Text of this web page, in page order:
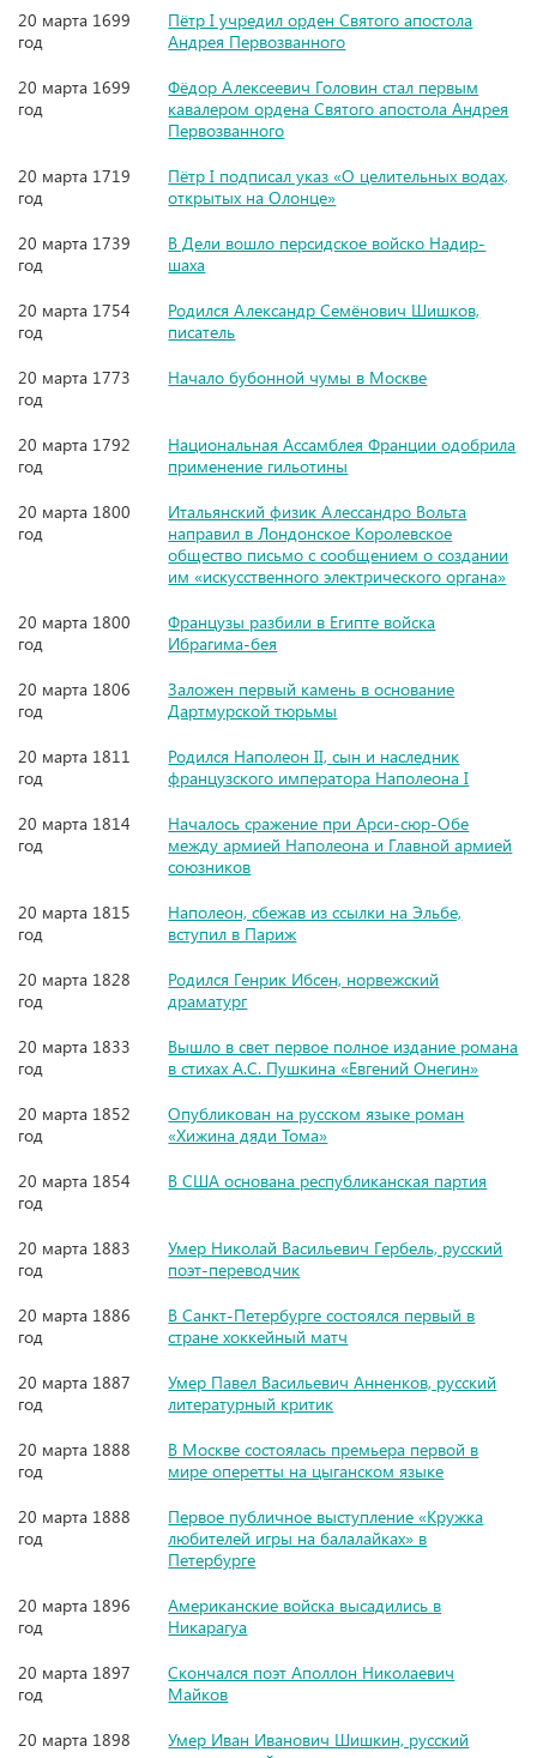
20 марта 1699
год
Пётр I учредил орден Святого апостола
Андрея Первозванного
20 марта 1699
год
Фёдор Алексеевич Головин стал первым
кавалером ордена Святого апостола Андрея
Первозванного
20 марта 1719
год
Пётр I подписал указ «О целительных водах,
открытых на Олонце»
20 марта 1739
год
В Дели вошло персидское войско Надир-
шаха
20 марта 1754
год
Родился Александр Семёнович Шишков,
писатель
20 марта 1773
год
Начало бубонной чумы в Москве
20 марта 1792
год
Национальная Ассамблея Франции одобрила
применение гильотины
20 марта 1800
год
Итальянский физик Алессандро Вольта
направил в Лондонское Королевское
общество письмо с сообщением о создании
им «искусственного электрического органа»
20 марта 1800
год
Французы разбили в Египте войска
Ибрагима-бея
20 марта 1806
год
Заложен первый камень в основание
Дартмурской тюрьмы
20 марта 1811
год
Родился Наполеон II, сын и наследник
французского императора Наполеона I
20 марта 1814
год
Началось сражение при Арси-сюр-Обе
между армией Наполеона и Главной армией
союзников
20 марта 1815
год
Наполеон, сбежав из ссылки на Эльбе,
вступил в Париж
20 марта 1828
год
Родился Генрик Ибсен, норвежский
драматург
20 марта 1833
год
Вышло в свет первое полное издание романа
в стихах А.С. Пушкина «Евгений Онегин»
20 марта 1852
год
Опубликован на русском языке роман
«Хижина дяди Тома»
20 марта 1854
год
В США основана республиканская партия
20 марта 1883
год
Умер Николай Васильевич Гербель, русский
поэт-переводчик
20 марта 1886
год
В Санкт-Петербурге состоялся первый в
стране хоккейный матч
20 марта 1887
год
Умер Павел Васильевич Анненков, русский
литературный критик
20 марта 1888
год
В Москве состоялась премьера первой в
мире оперетты на цыганском языке
20 марта 1888
год
Первое публичное выступление «Кружка
любителей игры на балалайках» в
Петербурге
20 марта 1896
год
Американские войска высадились в
Никарагуа
20 марта 1897
год
Скончался поэт Аполлон Николаевич
Майков
20 марта 1898
Умер Иван Иванович Шишкин, русский